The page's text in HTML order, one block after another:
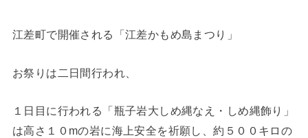
江差町で開催される「江差かもめ島まつり」
お祭りは二日間行われ、
１日目に行われる「瓶子岩大しめ縄なえ・しめ縄飾り」
は高さ１０mの岩に海上安全を祈願し、約５００キロの